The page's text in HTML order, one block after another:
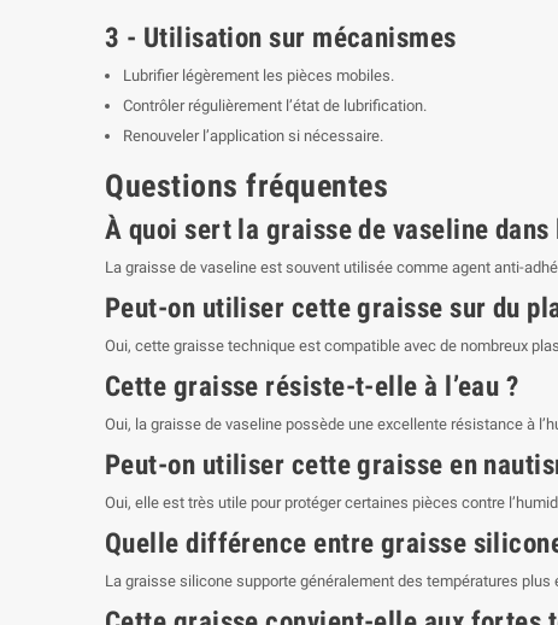
3 - Utilisation sur mécanismes
Lubrifier légèrement les pièces mobiles.
Contrôler régulièrement l’état de lubrification.
Renouveler l’application si nécessaire.
Questions fréquentes
À quoi sert la graisse de vaseline dans
La graisse de vaseline est souvent utilisée comme agent anti-
Peut-on utiliser cette graisse sur du
Oui, cette graisse technique est compatible avec de nombreux
Cette graisse résiste-t-elle à l’eau ?
Oui, la graisse de vaseline possède une excellente résistance à
Peut-on utiliser cette graisse en
Oui, elle est très utile pour protéger certaines pièces contre
Quelle différence entre graisse
La graisse silicone supporte généralement des températures